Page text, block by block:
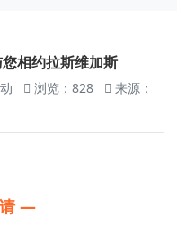
相约拉斯维加斯
浏览：828
来源：
—